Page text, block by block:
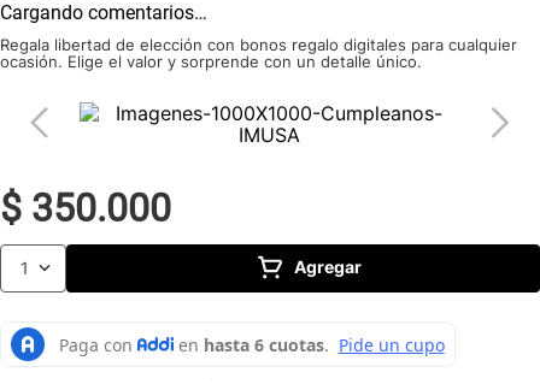
Cargando comentarios…
Regala libertad de elección con bonos regalo digitales para cualquier
ocasión. Elige el valor y sorprende con un detalle único.
$ 350.000
1 Agregar
5
aspiradora
ventilador
7.
licuadora
9.
10. caldero